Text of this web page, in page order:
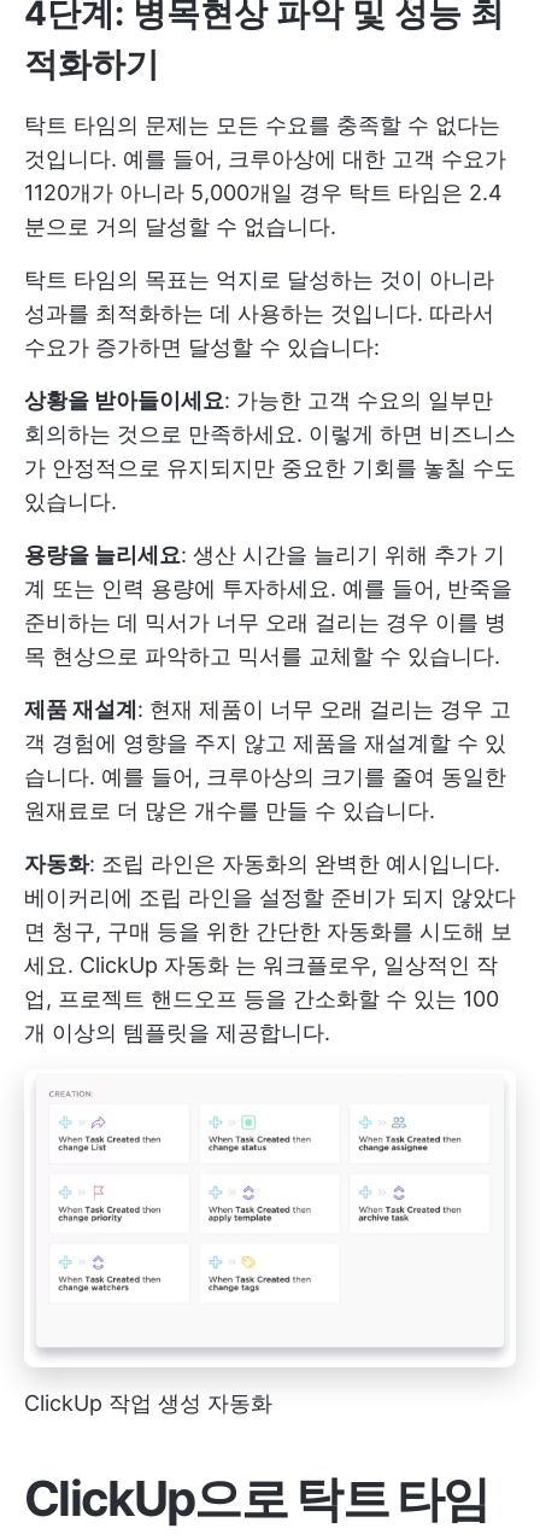
4단계: 병목현상 파악 및 성능 최
적화하기
탁트 타임의 문제는 모든 수요를 충족할 수 없다는
것입니다. 예를 들어, 크루아상에 대한 고객 수요가
1120개가 아니라 5,000개일 경우 탁트 타임은 2.4
분으로 거의 달성할 수 없습니다.
탁트 타임의 목표는 억지로 달성하는 것이 아니라
성과를 최적화하는 데 사용하는 것입니다. 따라서
수요가 증가하면 달성할 수 있습니다:
상황을 받아들이세요: 가능한 고객 수요의 일부만
회의하는 것으로 만족하세요. 이렇게 하면 비즈니스
가 안정적으로 유지되지만 중요한 기회를 놓칠 수도
있습니다.
용량을 늘리세요: 생산 시간을 늘리기 위해 추가 기
계 또는 인력 용량에 투자하세요. 예를 들어, 반죽을
준비하는 데 믹서가 너무 오래 걸리는 경우 이를 병
목 현상으로 파악하고 믹서를 교체할 수 있습니다.
제품 재설계 : 현재 제품이 너무 오래 걸리는 경우 고
객 경험에 영향을 주지 않고 제품을 재설계할 수 있
습니다. 예를 들어, 크루아상의 크기를 줄여 동일한
원재료로 더 많은 개수를 만들 수 있습니다.
자동화: 조립 라인은 자동화의 완벽한 예시입니다.
베이커리에 조립 라인을 설정할 준비가 되지 않았다
면 청구, 구매 등을 위한 간단한 자동화를 시도해 보
세요. ClickUp 자동화 는 워크플로우, 일상적인 작
업, 프로젝트 핸드오프 등을 간소화할 수 있는 100
개 이상의 템플릿을 제공합니다.
ClickUp 작업 생성 자동화
ClickUp으로 탁트 타임